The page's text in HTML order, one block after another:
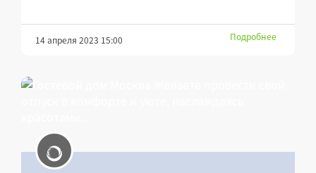
14 апреля 2023 15:00 Подробнее